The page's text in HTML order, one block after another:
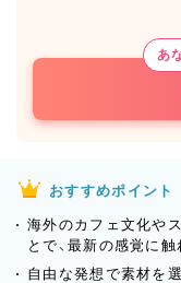
あ
おすすめポイント
海外のカフェ文化や
とで、最新の感覚に
自由な発想で素材を